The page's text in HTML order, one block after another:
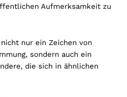
Aufmerksamkeit zu
nur ein Zeichen von
sondern auch ein
die sich in ähnlichen